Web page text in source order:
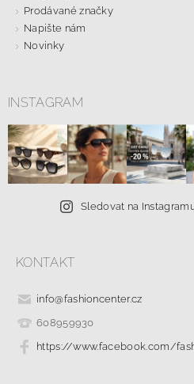
Prodávané značky
Napište nám
Novinky
INSTAGRAM
Sledovat na
KONTAKT
info@fashioncenter.cz
608959930
https://www.facebook.com/